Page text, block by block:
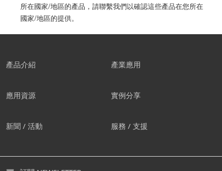
所在國家/地區的產品，請聯繫我們以確認這些產品在您所在
國家/地區的提供。
產品介紹 產業應用
應用資源 實例分享
新聞 / 活動 服務 / 支援